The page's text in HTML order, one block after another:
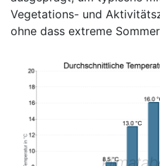
Vegetations- und
ohne dass extreme